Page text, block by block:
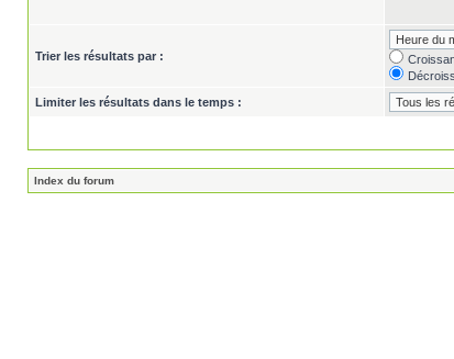
Trier les résultats par :
Limiter les résultats dans le temps :
Index du forum